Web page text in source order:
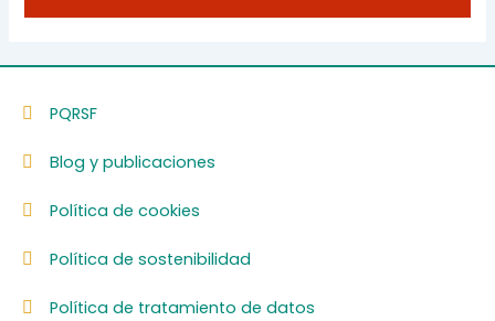
PQRSF
Blog y publicaciones
Política de cookies
Política de sostenibilidad
Política de tratamiento de datos